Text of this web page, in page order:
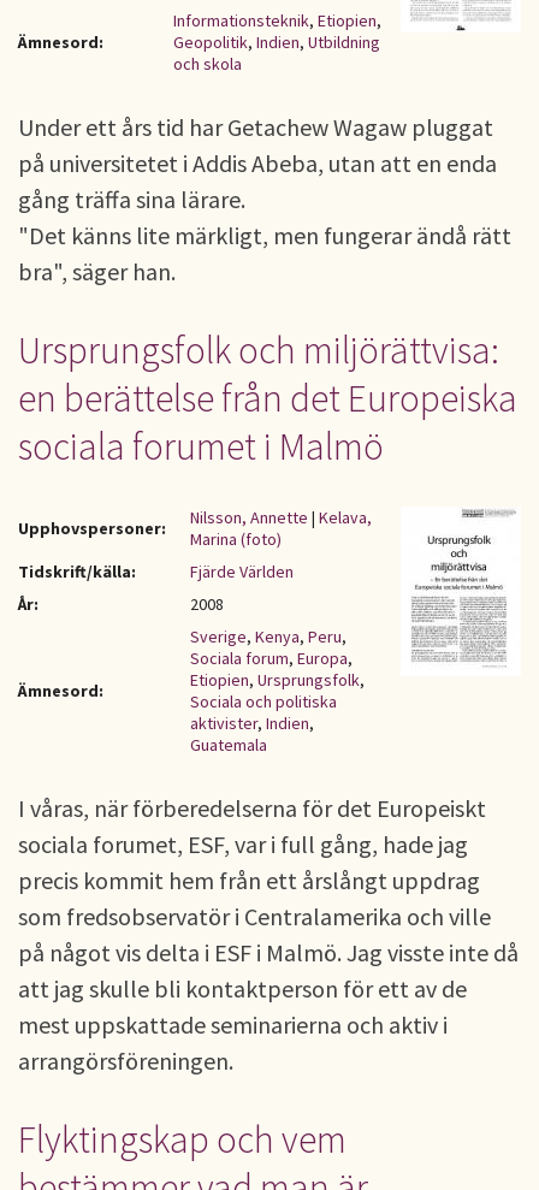
Ämnesord:
Informationsteknik, Etiopien,
Geopolitik, Indien, Utbildning
och skola
Under ett års tid har Getachew Wagaw pluggat
på universitetet i Addis Abeba, utan att en enda
gång träffa sina lärare.
"Det känns lite märkligt, men fungerar ändå rätt
bra", säger han.
Ursprungsfolk och miljörättvisa:
en berättelse från det Europeiska
sociala forumet i Malmö
Upphovspersoner: Nilsson, Annette | Kelava,
Marina (foto)
Tidskrift/källa:
Fjärde Världen
År:
2008
Ämnesord:
Sverige, Kenya, Peru,
Sociala forum, Europa,
Etiopien, Ursprungsfolk,
Sociala och politiska
aktivister, Indien,
Guatemala
I våras, när förberedelserna för det Europeiskt
sociala forumet, ESF, var i full gång, hade jag
precis kommit hem från ett årslångt uppdrag
som fredsobservatör i Centralamerika och ville
på något vis delta i ESF i Malmö. Jag visste inte då
att jag skulle bli kontaktperson för ett av de
mest uppskattade seminarierna och aktiv i
arrangörsföreningen.
Flyktingskap och vem